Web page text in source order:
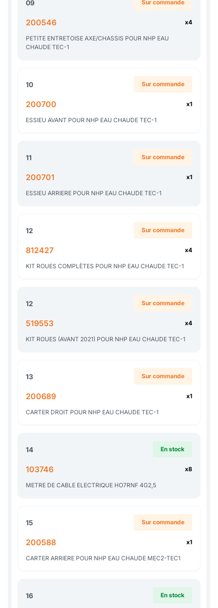
09 Sur commande
200546 x4
PETITE ENTRETOISE AXE/CHASSIS POUR NHP EAU
CHAUDE TEC-1
10 Sur commande
200700 x1
ESSIEU AVANT POUR NHP EAU CHAUDE TEC-1
11 Sur commande
200701 x1
ESSIEU ARRIERE POUR NHP EAU CHAUDE TEC-1
12 Sur commande
812427 x4
KIT ROUES COMPLÈTES POUR NHP EAU CHAUDE TEC-1
12 Sur commande
519553 x4
KIT ROUES (AVANT 2021) POUR NHP EAU CHAUDE TEC-1
13 Sur commande
200689 x1
CARTER DROIT POUR NHP EAU CHAUDE TEC-1
14 En stock
103746 x8
METRE DE CABLE ELECTRIQUE HO7RNF 4G2,5
15 Sur commande
200588 x1
CARTER ARRIERE POUR NHP EAU CHAUDE MEC2-TEC1
16 En stock